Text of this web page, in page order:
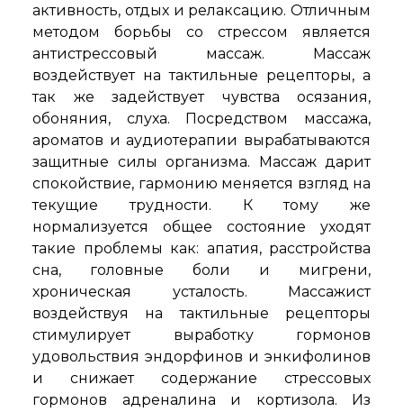
активность, отдых и релаксацию. Отличным
методом борьбы со стрессом является
антистрессовый массаж. Массаж
воздействует на тактильные рецепторы, а
так же задействует чувства осязания,
обоняния, слуха. Посредством массажа,
ароматов и аудиотерапии вырабатываются
защитные силы организма. Массаж дарит
спокойствие, гармонию меняется взгляд на
текущие трудности. К тому же
нормализуется общее состояние уходят
такие проблемы как: апатия, расстройства
сна, головные боли и мигрени,
хроническая усталость. Массажист
воздействуя на тактильные рецепторы
стимулирует выработку гормонов
удовольствия эндорфинов и энкифолинов
и снижает содержание стрессовых
гормонов адреналина и кортизола. Из